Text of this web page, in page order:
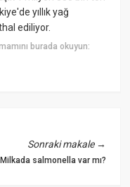
yıllık yağ
ediliyor.
burada okuyun:
Sonraki makale→
Milkada salmonella var mı?